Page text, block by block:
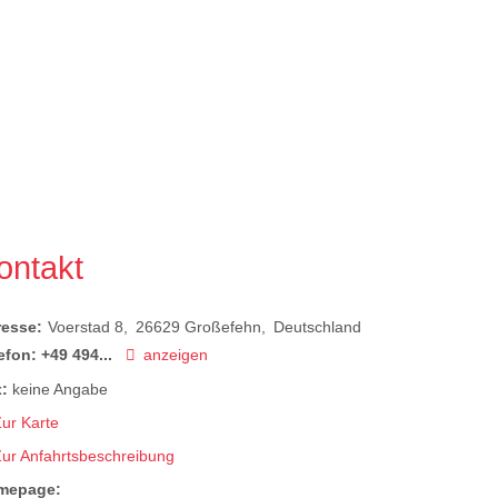
Voerstad 8 26629 Großefehn
Deutschland
+49 494...
anzeigen
keine Angabe
Karte
Anfahrtsbeschreibung